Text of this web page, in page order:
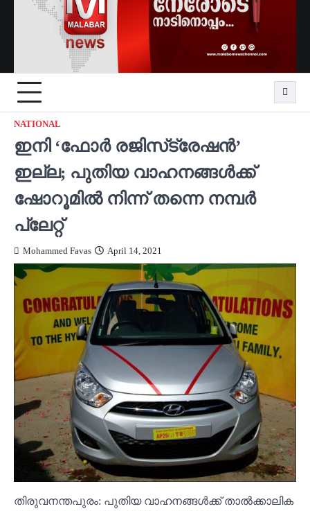
NATIONAL
ഇനി ‘ഫോർ രജിസ്‌ട്രേഷൻ’
ഇല്ല; പുതിയ വാഹനങ്ങൾക്ക്
ഷോറൂമിൽ നിന്ന് തന്നെ നമ്പർ
പ്ലേറ്റ്
Mohammed Favas April 14, 2021
തിരുവനന്തപുരം: പുതിയ വാഹനങ്ങൾക്ക് താൽക്കാലിക